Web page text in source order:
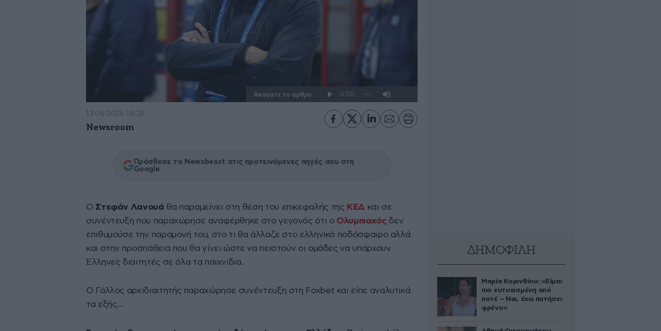
Ακούστε το άρθρο
13·06·2026 18:28
Newsroom
Πρόσθεσε το Newsbeast στις προτεινόμενες πηγές σου στη
Google
Ο Στεφάν Λανουά θα παραμείνει στη θέση του επικεφαλής της ΚΕΔ και σε
συνέντευξη που παραχώρησε αναφέρθηκε στο γεγονός ότι ο Ολυμπιακός δεν
επιθυμούσε την παραμονή του, στο τι θα άλλαζε στο ελληνικό ποδόσφαιρο αλλά
και στην προσπάθεια που θα γίνει ώστε να πειστούν οι ομάδες να υπάρχουν
Έλληνες διαιτητές σε όλα τα παιχνίδια.
Ο Γάλλος αρχιδιαιτητής παραχώρησε συνέντευξη στη Foxbet και είπε αναλυτικά
τα εξής…
ΔΗΜΟΦΙΛΗ
Μαρία Κορινθίου: «Είμαι
πιο ευτυχισμένη από
ποτέ – Ναι, έχω πατήσει
φρένο»